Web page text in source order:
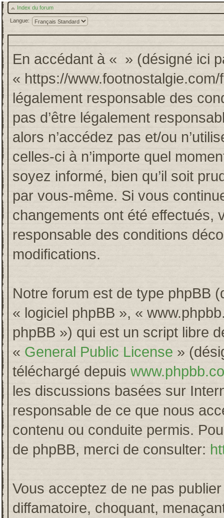
Index du forum
Langue:
En accédant à « » (désigné ici
« https://
légalement responsable des
pas d’être légalement
alors n’accédez pas et/ou
celles-ci à n’importe quel
soyez informé, bien qu’il soit
par vous-même. Si vous
changements ont été effectués,
responsable des conditions
modifications.
Notre forum est de type phpBB
« logiciel phpBB », «
phpBB ») qui est un script libre
« General Public License »
téléchargé depuis
les discussions basées sur
responsable de ce que nous
contenu ou conduite permis.
de phpBB, merci de consulter:
Vous acceptez de ne pas
diffamatoire, choquant,